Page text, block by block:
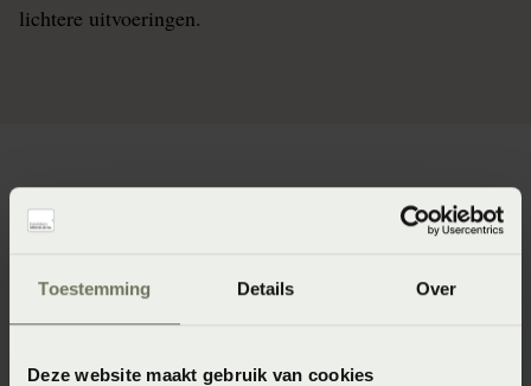
Toestemming Details Over
Deze website maakt gebruik van cookies
lichtere uitvoeringen.